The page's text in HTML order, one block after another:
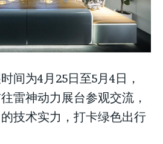
间为4月25日至5月4日，
雷神动力展台参观交流，
技术实力，打卡绿色出行